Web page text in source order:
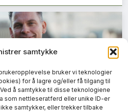
samtykke
bruker vi teknologier
for å lagre og/eller få tilgang til
å samtykke til disse teknologiene
som nettleseratferd eller unike ID-er
samtykker, eller trekker tilbake
+ PLUSS